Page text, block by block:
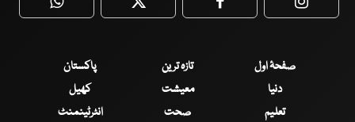
WhatsApp Twitter Facebook
صفحۂ اول تازہ ترین
پاکستان
دنیا
معیشت
کھیل
تعلیم
صحت
انٹرٹینمنٹ